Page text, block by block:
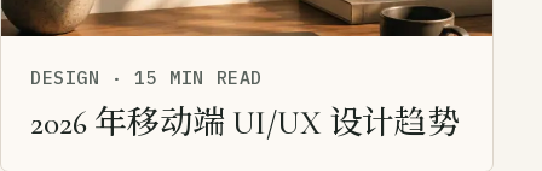
DESIGN ·15 MIN READ
2026 年移动端 UI/UX 设计趋势